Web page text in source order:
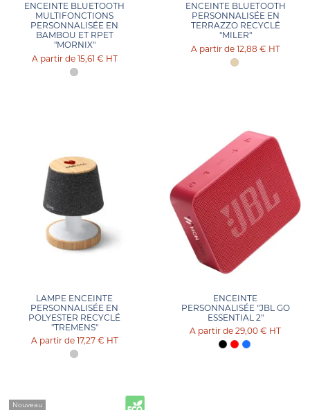
ENCEINTE BLUETOOTH
MULTIFONCTIONS
PERSONNALISÉE EN
BAMBOU ET RPET
"MORNIX"
15,61 € HT
ENCEINTE BLUETOOTH
PERSONNALISÉE EN
TERRAZZO RECYCLÉ
"MILER"
12,88 € HT
LAMPE ENCEINTE
PERSONNALISÉE EN
POLYESTER RECYCLÉ
"TREMENS"
17,27 € HT
ENCEINTE
PERSONNALISÉE "JBL GO
ESSENTIAL 2"
29,00 € HT
Nouveau